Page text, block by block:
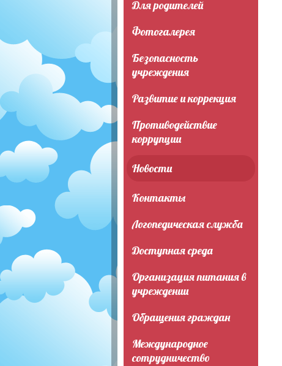
Для родителей
Фотогалерея
Безопасность
учреждения
Развитие и коррекция
Противодействие
коррупции
Новости
Контакты
Логопедическая служба
Доступная среда
Организация питания в
учреждении
Обращения граждан
Международное
сотрудничество